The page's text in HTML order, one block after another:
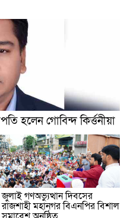
হলেন গোবিন্দ কির্ত্তনীয়া
জুলাই গণঅভ্যুত্থান দিবসের
রাজশাহী মহানগর বিএনপির বিশাল